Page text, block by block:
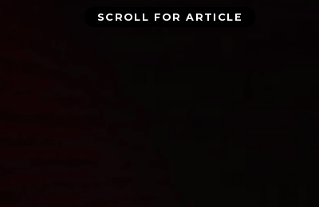
SCROLL FOR ARTICLE